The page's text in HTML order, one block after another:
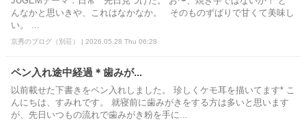
んなかと思いきや、これはなかなか。 そのものずばりで甘くて美味し
い。 ...
京秀のブログ（別荘） | 2026.05.28 Thu 06:28
ペン入れ途中経過＊歯みが...
以前載せた下書きをペン入れしました。 珍しくケモ耳を描いてます* こ
んにちは、すみれです。 就寝前に歯みがきをする方は多いと思います
が、先日いつもの流れで歯みがき粉を手に...